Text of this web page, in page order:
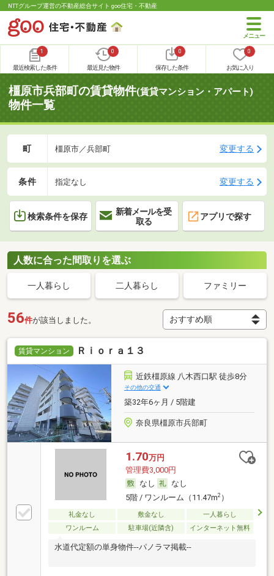
NTTグループ運営の不動産総合サイト goo住宅・不動産
1
最近検索した条件
0
最近見た物件
0
保存した条件
0
お気に入り
橿原市兵部町の賃貸物件(賃貸マンション・アパート)
物件一覧
町 橿原市／兵部町 変更する
条件 指定なし 変更する
検索条件を保存
新着メールを受
取る
アプリで探す
人数に合った間取りを選ぶ
一人暮らし 二人暮らし ファミリー
56件が該当しました。
賃貸マンション Ｒｉｏｒａ１３
近鉄橿原線 八木西口駅 徒歩8分
その他の交通
築32年6ヶ月 / 5階建
奈良県橿原市兵部町
1.70万円
管理費3,000円
なし
なし
5階 / ワンルーム（11.47m2）
礼金なし 敷金なし
一人暮らし
ワンルーム
駐車場(近隣含) インターネット無料
水道代定額の単身物件--パノラマ掲載--